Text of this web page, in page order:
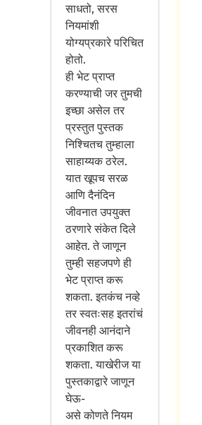
साधतो, सरस
नियमांशी
योग्यप्रकारे परिचित
होतो.
ही भेट प्राप्त
करण्याची जर तुमची
इच्छा असेल तर
प्रस्तुत पुस्तक
निश्चितच तुम्हाला
साहाय्यक ठरेल.
यात खूपच सरळ
आणि दैनंदिन
जीवनात उपयुक्त
ठरणारे संकेत दिले
आहेत. ते जाणून
तुम्ही सहजपणे ही
भेट प्राप्त करू
शकता. इतकंच नव्हे
तर स्वतःसह इतरांचं
जीवनही आनंदाने
प्रकाशित करू
शकता. याखेरीज या
पुस्तकाद्वारे जाणून
घेऊ-
असे कोणते नियम